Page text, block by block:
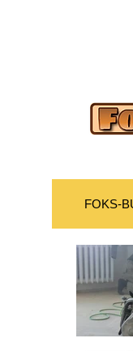
FOKS-